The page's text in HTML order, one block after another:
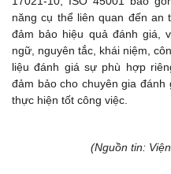
năng cụ thể liên quan đến an
đảm bảo hiệu quả đánh giá,
ngữ, nguyên tắc, khái niệm,
liệu đánh giá sự phù hợp
đảm bảo cho chuyên gia
thực hiện tốt công việc.
(Nguồn tin: